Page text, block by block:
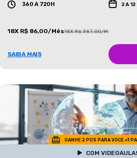
360 A 720H 2 A 12
18X R$ 86,00/Mês18X R$ 387,00/Mês
SAIBA MAIS
GANHE 2 POS PARA VOCE +1
COM